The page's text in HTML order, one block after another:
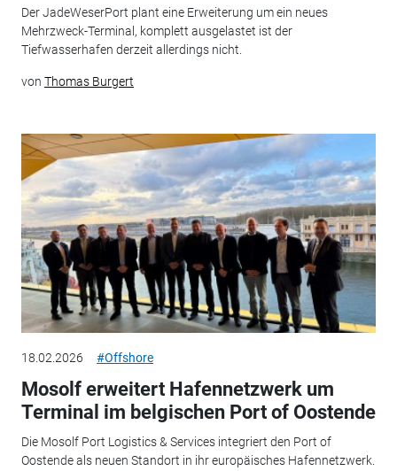
Der JadeWeserPort plant eine Erweiterung um ein neues
Mehrzweck-Terminal, komplett ausgelastet ist der
Tiefwasserhafen derzeit allerdings nicht.
von Thomas Burgert
18.02.2026 #Offshore
Mosolf erweitert Hafennetzwerk um
Terminal im belgischen Port of Oostende
Die Mosolf Port Logistics & Services integriert den Port of
Oostende als neuen Standort in ihr europäisches Hafennetzwerk.